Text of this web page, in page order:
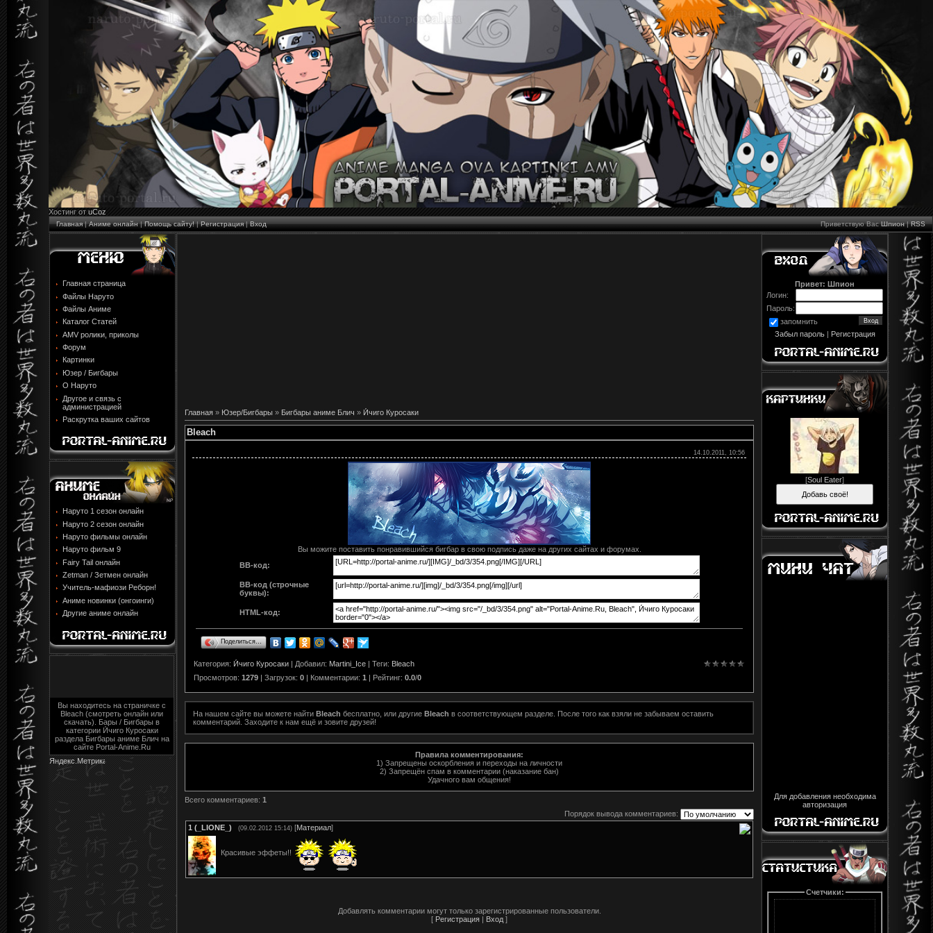
Хостинг от uCoz
Главная|Аниме онлайн|Помощь сайту!|Регистрация|Вход Приветствую Вас Шпион|RSS
Главная страница
Файлы Наруто
Файлы Аниме
Каталог Статей
AMV ролики, приколы
Форум
Картинки
Юзер / Бигбары
О Наруто
Другое и связь с
администрацией
Раскрутка ваших сайтов
Наруто 1 сезон онлайн
Наруто 2 сезон онлайн
Наруто фильмы онлайн
Наруто фильм 9
Fairy Tail онлайн
Zetman / Зетмен онлайн
Учитель-мафиози Реборн!
Аниме новинки (онгоинги)
Другие аниме онлайн
Вы находитесь на страничке с
Bleach (смотреть онлайн или
скачать). Бары / Бигбары в
категории И́чиго Куросаки
раздела Бигбары аниме Блич на
сайте Portal-Anime.Ru
Главная » Юзер/Бигбары » Бигбары аниме Блич » И́чиго Куросаки
Bleach
14.10.2011, 10:56
Вы можите поставить понравившийся бигбар в свою подпись даже на других сайтах и форумах.
BB-код:
BB-код (строчные
буквы):
HTML-код:
Поделиться…
Категория: И́чиго Куросаки | Добавил: Martini_Ice | Теги: Bleach
Просмотров: 1279 | Загрузок: 0 | Комментарии: 1 | Рейтинг: 0.0/0
На нашем сайте вы можете найти Bleach бесплатно, или другие Bleach в соответствующем разделе. После того как взяли не забываем оставить
комментарий. Заходите к нам ещё и зовите друзей!
Правила комментирования:
1) Запрещены оскорбления и переходы на личности
2) Запрещён спам в комментарии (наказание бан)
Удачного вам общения!
Всего комментариев: 1
Порядок вывода комментариев:
1 (_LIONE_) (09.02.2012 15:14) [Материал]
Красивые эффеты!!
Добавлять комментарии могут только зарегистрированные пользователи.
[ Регистрация | Вход ]
Привет: Шпион
Логин:
Пароль:
запомнить
Забыл пароль| Регистрация
[Soul Eater]
Для добавления необходима
авторизация
Счетчики: